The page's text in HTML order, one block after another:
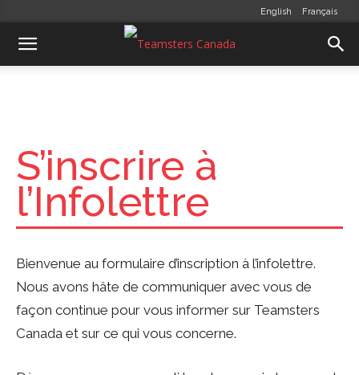
English Français
S’inscrire à
l’Infolettre
Bienvenue au formulaire d’inscription à l’infolettre.
Nous avons hâte de communiquer avec vous de
façon continue pour vous informer sur Teamsters
Canada et sur ce qui vous concerne.